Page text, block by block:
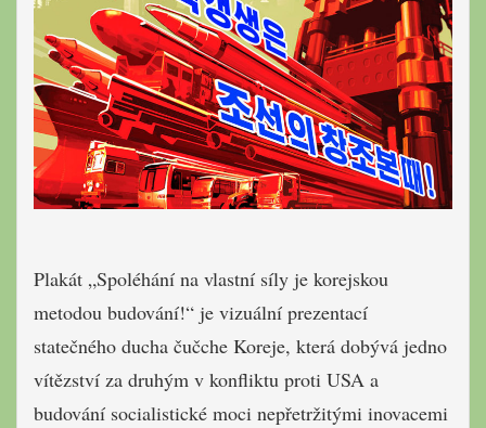
Plakát „Spoléhání na vlastní síly je korejskou
metodou budování!“ je vizuální prezentací
statečného ducha čučche Koreje, která dobývá jedno
vítězství za druhým v konfliktu proti USA a
budování socialistické moci nepřetržitými inovacemi